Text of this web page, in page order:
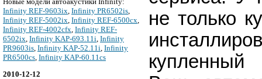
Infinity REF-9603ix, Infinity PR6502is,
Infinity REF-5002ix, Infinity REF-6500cx,
Infinity REF-4002cfx, Infinity REF-
6502ix, Infinity KAP-693.11i, Infinity
PR9603is, Infinity KAP-52.11i, Infinity
PR6500cs, Infinity KAP-60.11cs
2010-12-12
не только